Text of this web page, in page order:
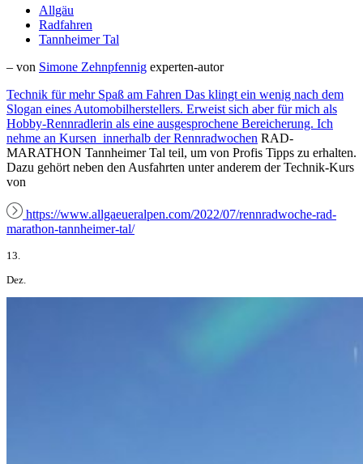
Allgäu
Radfahren
Tannheimer Tal
– von Simone Zehnpfennig experten-autor
Technik für mehr Spaß am Fahren Das klingt ein wenig nach dem
Slogan eines Automobilherstellers. Erweist sich aber für mich als
Hobby-Rennradlerin als eine ausgesprochene Bereicherung. Ich
nehme an Kursen innerhalb derRennradwochen RAD-
MARATHON Tannheimer Tal teil, um von Profis Tipps zu erhalten.
Dazu gehört neben den Ausfahrten unter anderem der Technik-Kurs
von
https://www.allgaeueralpen.com/2022/07/rennradwoche-rad-
marathon-tannheimer-tal/
13.
Dez.